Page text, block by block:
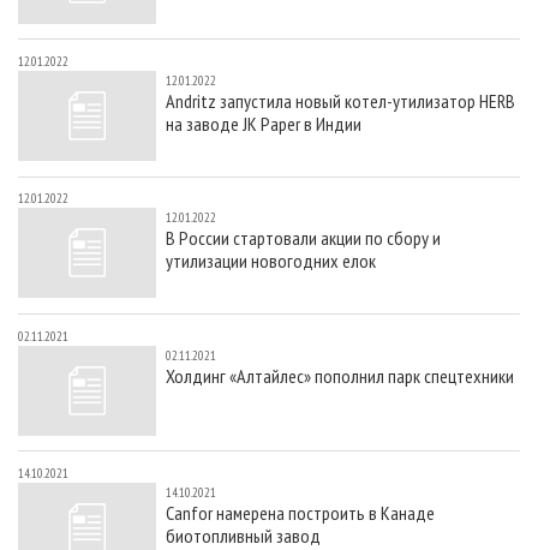
12.01.2022
12.01.2022
Andritz запустила новый котел-утилизатор HERB
на заводе JK Paper в Индии
12.01.2022
12.01.2022
В России стартовали акции по сбору и
утилизации новогодних елок
02.11.2021
02.11.2021
Холдинг «Алтайлес» пополнил парк спецтехники
14.10.2021
14.10.2021
Canfor намерена построить в Канаде
биотопливный завод